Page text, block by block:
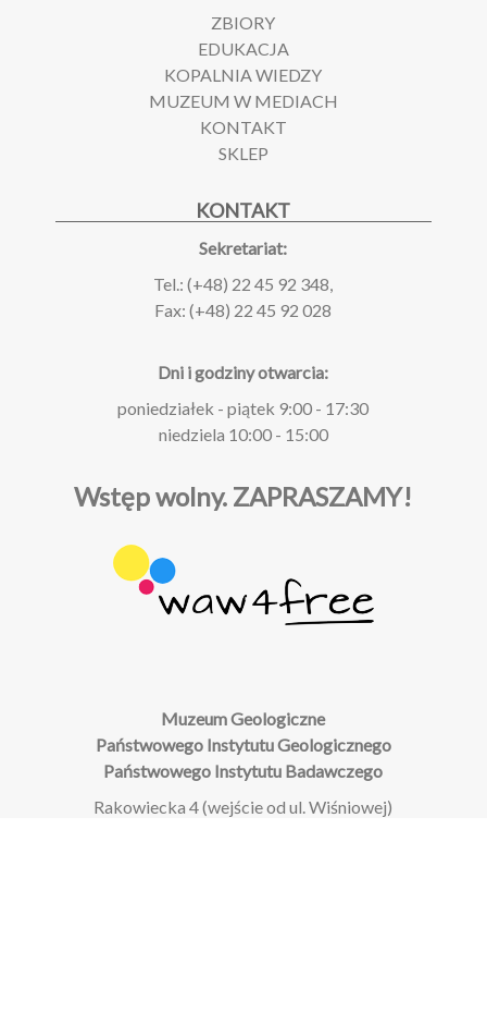
ZBIORY
EDUKACJA
KOPALNIA WIEDZY
MUZEUM W MEDIACH
KONTAKT
SKLEP
KONTAKT
Muzeum Geologiczne
Państwowego Instytutu Geologicznego
Państwowego Instytutu Badawczego
Rakowiecka 4 (wejście od ul. Wiśniowej)
Sekretariat:
Tel.: (+48) 22 45 92 348,
Fax: (+48) 22 45 92 028
Dni i godziny otwarcia:
poniedziałek - piątek 9:00 - 17:30
niedziela 10:00 - 15:00
Wstęp wolny. ZAPRASZAMY!